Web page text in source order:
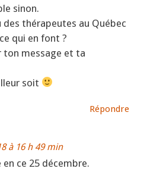
sinon.
des thérapeutes au Québec
qui en font ?
ton message et ta
soit
Répondre
à 16 h 49 min
ce 25 décembre.